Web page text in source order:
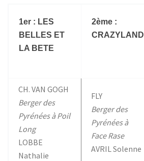
1er : LES
BELLES ET
LA BETE
2ème :
CRAZYLAND
CH. VAN GOGH
Berger des
Pyrénées à Poil
Long
LOBBE
Nathalie
FLY
Berger des
Pyrénées à
Face Rase
AVRIL Solenne